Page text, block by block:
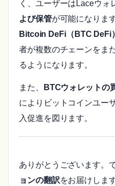
く、ユーザーはLaceウォ
よび保管が可能になりま
Bitcoin DeFi（BTC DeFi）
者が複数のチェーンをま
るようになります。
また、 BTCウォレットの
によりビットコインユー
入促進を図ります。
ありがとうございます。
ョンの翻訳をお届けします